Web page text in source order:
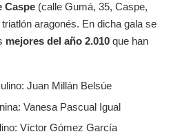
Caspe (calle Gumá, 35, Caspe,
triatlón aragonés. En dicha gala se
mejores del año 2.010 que han
Juan Millán Belsúe
Vanesa Pascual Igual
Víctor Gómez García